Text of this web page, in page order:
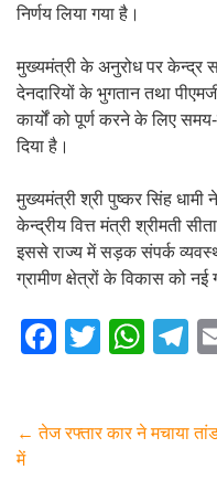
निर्णय लिया गया है।
मुख्यमंत्री के अनुरोध पर केन्द्र
देनदारियों के भुगतान तथा
कार्यों को पूर्ण करने के लिए
दिया है।
मुख्यमंत्री श्री पुष्कर सिंह धामी
केन्द्रीय वित्त मंत्री श्रीमती
इससे राज्य में सड़क संपर्क
ग्रामीण क्षेत्रों के विकास को नई
F
e
T
er
W
s
T
← तेज रफ्तार कार ने मचाया
में